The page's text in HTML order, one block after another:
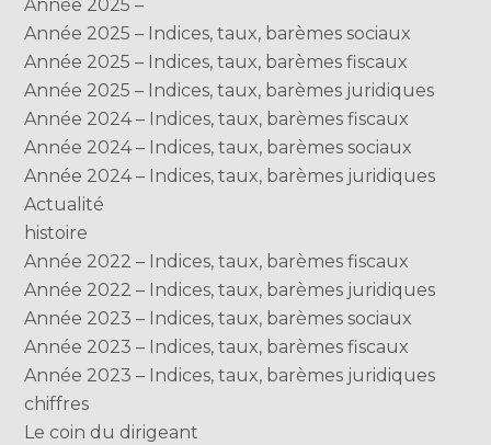
Année 2025 –
Année 2025 – Indices, taux, barèmes sociaux
Année 2025 – Indices, taux, barèmes fiscaux
Année 2025 – Indices, taux, barèmes juridiques
Année 2024 – Indices, taux, barèmes fiscaux
Année 2024 – Indices, taux, barèmes sociaux
Année 2024 – Indices, taux, barèmes juridiques
Actualité
histoire
Année 2022 – Indices, taux, barèmes fiscaux
Année 2022 – Indices, taux, barèmes juridiques
Année 2023 – Indices, taux, barèmes sociaux
Année 2023 – Indices, taux, barèmes fiscaux
Année 2023 – Indices, taux, barèmes juridiques
chiffres
Le coin du dirigeant